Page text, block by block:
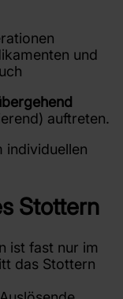
und
auftreten.
individuellen
Stottern
ist fast nur im
das Stottern